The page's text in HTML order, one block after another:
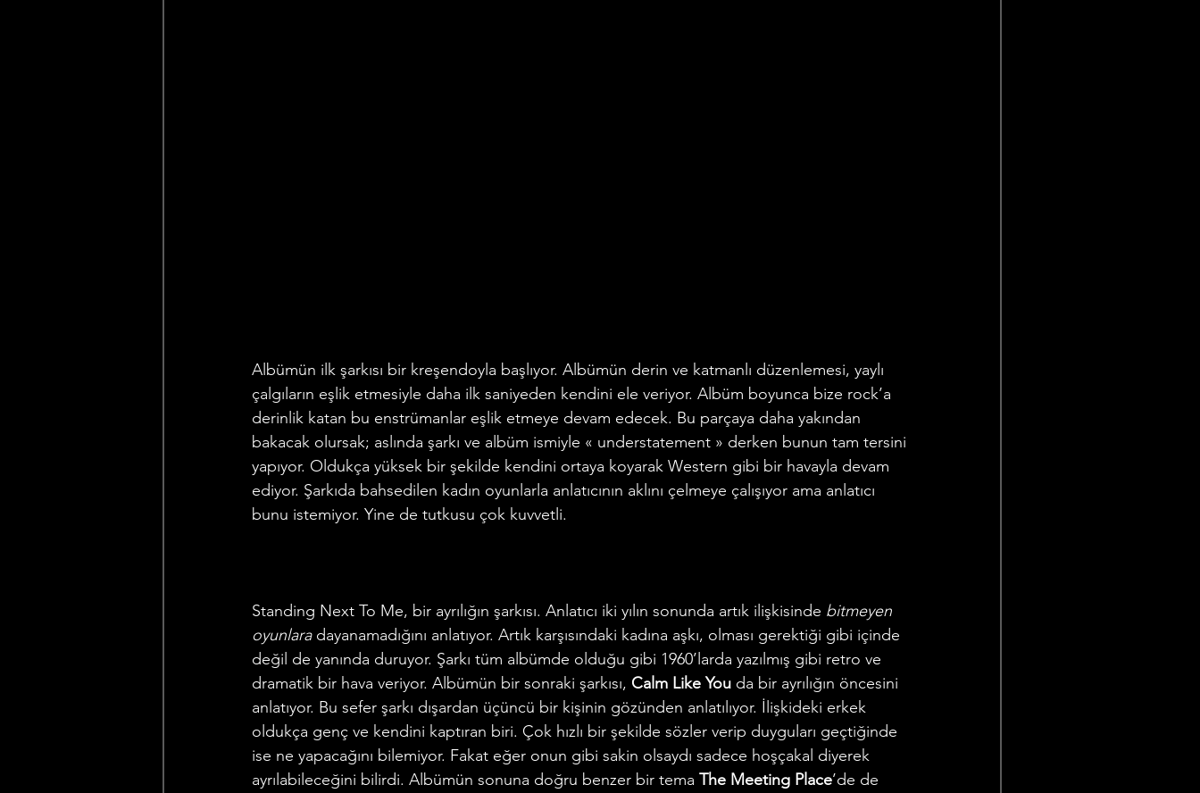
Albümün ilk şarkısı bir kreşendoyla başlıyor. Albümün derin ve katmanlı düzenlemesi, yaylı
çalgıların eşlik etmesiyle daha ilk saniyeden kendini ele veriyor. Albüm boyunca bize rock’a
derinlik katan bu enstrümanlar eşlik etmeye devam edecek. Bu parçaya daha yakından
bakacak olursak; aslında şarkı ve albüm ismiyle « understatement » derken bunun tam tersini
yapıyor. Oldukça yüksek bir şekilde kendini ortaya koyarak Western gibi bir havayla devam
ediyor. Şarkıda bahsedilen kadın oyunlarla anlatıcının aklını çelmeye çalışıyor ama anlatıcı
bunu istemiyor. Yine de tutkusu çok kuvvetli.
Standing Next To Me, bir ayrılığın şarkısı. Anlatıcı iki yılın sonunda artık ilişkisinde bitmeyen
oyunlara dayanamadığını anlatıyor. Artık karşısındaki kadına aşkı, olması gerektiği gibi içinde
değil de yanında duruyor. Şarkı tüm albümde olduğu gibi 1960’larda yazılmış gibi retro ve
dramatik bir hava veriyor. Albümün bir sonraki şarkısı, Calm Like You da bir ayrılığın öncesini
anlatıyor. Bu sefer şarkı dışardan üçüncü bir kişinin gözünden anlatılıyor. İlişkideki erkek
oldukça genç ve kendini kaptıran biri. Çok hızlı bir şekilde sözler verip duyguları geçtiğinde
ise ne yapacağını bilemiyor. Fakat eğer onun gibi sakin olsaydı sadece hoşçakal diyerek
ayrılabileceğini bilirdi. Albümün sonuna doğru benzer bir tema The Meeting Place’de de